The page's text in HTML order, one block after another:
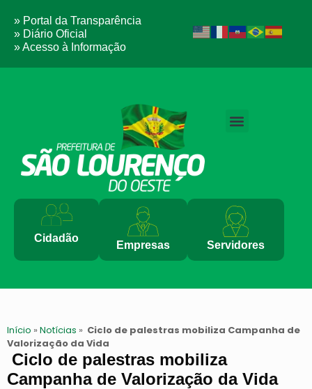
» Portal da Transparência
» Diário Oficial
» Acesso à Informação
Cidadão
Empresas Servidores
Início » Notícias » Ciclo de palestras mobiliza Campanha de
Valorização da Vida
Ciclo de palestras mobiliza
Campanha de Valorização da Vida